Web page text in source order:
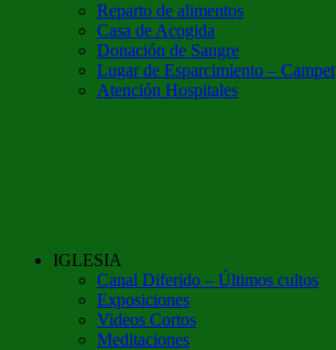
Reparto de alimentos
Casa de Acogida
Donación de Sangre
Lugar de Esparcimiento – Campet
Atención Hospitales
IGLESIA
Canal Diferido – Últimos cultos
Exposiciones
Videos Cortos
Meditaciones